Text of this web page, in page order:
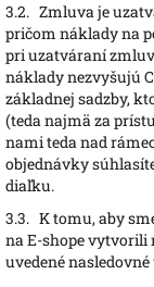
3.2. Zmluva je
pričom náklady na
pri uzatváraní
náklady nezvyšujú
základnej sadzby,
(teda najmä za
nami teda nad
objednávky
diaľku.
3.3. K tomu, aby
na E-shope
uvedené nasledovné